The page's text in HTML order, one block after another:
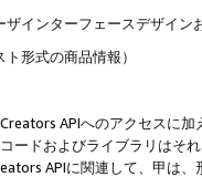
インターフェースデザイ
形式の商品情報）
APIへのアクセスに
ードおよびライブラリはそ
APIに関連して、甲は